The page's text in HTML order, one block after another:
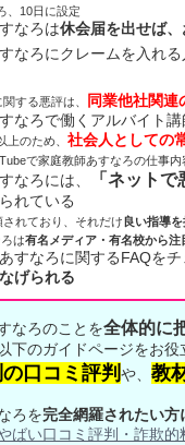
、10日に設定
なろは休会届を出せば
なろにクレームを入れる
する悪評は、 同業他社関連
なろで働くアルバイト
のため、 社会人としての
で家庭教師あすなろの仕事
なろには、 「ネット
れている
れており、それだけ良い指導
は有名メディア・有名校から
すなろに関するFAQをチ
げられる
なろのことを全体的に
下のガイドページをお役
口コミ評判 や、 教
ろを完全網羅されたい
ばい口コミ評判・詐欺